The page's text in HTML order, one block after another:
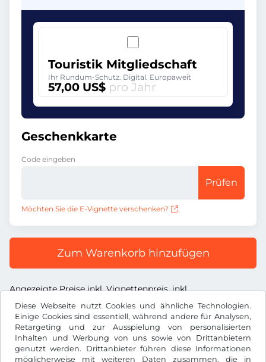
Diese Webseite nutzt Cookies und ähnliche Technologien.
Einige Cookies sind essentiell, während andere für Analysen,
Retargeting und zur Ausspielung von personalisierten
Inhalten und Werbung von uns sowie von Drittanbietern
genutzt werden. Drittanbieter führen diese Informationen
möglicherweise mit weiteren Daten zusammen, die in
Touristik Mitgliedschaft
Ihr Rundum-Schutz. Digital. Europaweit
57,00 US$ pro Jahr
Geschenkkarte
Code eingeben
Prüfen
Möchten Sie die E-Vignette verschenken?
Zum Warenkorb hinzufügen
Angezeigte Preise inkl. Vignettenpreis, inkl.
Dienstleistungsentgelt und inkl. der gesetzl. MwSt.